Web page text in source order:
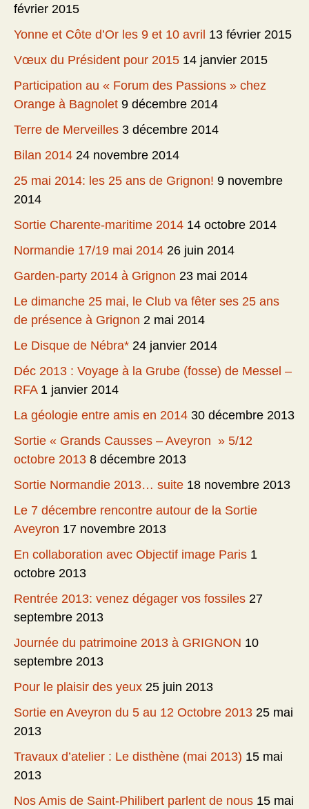
février 2015
Yonne et Côte d’Or les 9 et 10 avril 13 février 2015
Vœux du Président pour 2015 14 janvier 2015
Participation au « Forum des Passions » chez
Orange à Bagnolet 9 décembre 2014
Terre de Merveilles 3 décembre 2014
Bilan 2014 24 novembre 2014
25 mai 2014: les 25 ans de Grignon! 9 novembre
2014
Sortie Charente-maritime 2014 14 octobre 2014
Normandie 17/19 mai 2014 26 juin 2014
Garden-party 2014 à Grignon 23 mai 2014
Le dimanche 25 mai, le Club va fêter ses 25 ans
de présence à Grignon 2 mai 2014
Le Disque de Nébra* 24 janvier 2014
Déc 2013 : Voyage à la Grube (fosse) de Messel –
RFA 1 janvier 2014
La géologie entre amis en 2014 30 décembre 2013
Sortie « Grands Causses – Aveyron » 5/12
octobre 2013 8 décembre 2013
Sortie Normandie 2013… suite 18 novembre 2013
Le 7 décembre rencontre autour de la Sortie
Aveyron 17 novembre 2013
En collaboration avec Objectif image Paris 1
octobre 2013
Rentrée 2013: venez dégager vos fossiles 27
septembre 2013
Journée du patrimoine 2013 à GRIGNON 10
septembre 2013
Pour le plaisir des yeux 25 juin 2013
Sortie en Aveyron du 5 au 12 Octobre 2013 25 mai
2013
Travaux d’atelier : Le disthène (mai 2013) 15 mai
2013
Nos Amis de Saint-Philibert parlent de nous 15 mai